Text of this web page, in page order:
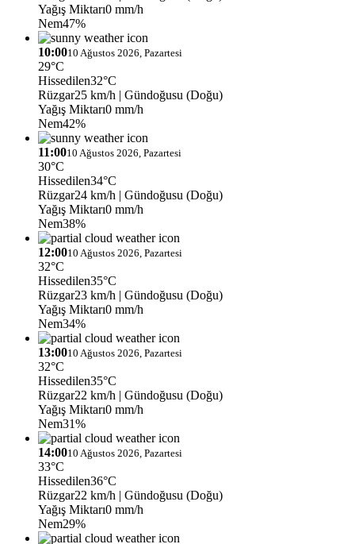
Yağış Miktarı0 mm/h
Nem47%
10:0010 Ağustos 2026, Pazartesi
29°C
Hissedilen32°C
Rüzgar25 km/h | Gündoğusu (Doğu)
Yağış Miktarı0 mm/h
Nem42%
11:0010 Ağustos 2026, Pazartesi
30°C
Hissedilen34°C
Rüzgar24 km/h | Gündoğusu (Doğu)
Yağış Miktarı0 mm/h
Nem38%
12:0010 Ağustos 2026, Pazartesi
32°C
Hissedilen35°C
Rüzgar23 km/h | Gündoğusu (Doğu)
Yağış Miktarı0 mm/h
Nem34%
13:0010 Ağustos 2026, Pazartesi
32°C
Hissedilen35°C
Rüzgar22 km/h | Gündoğusu (Doğu)
Yağış Miktarı0 mm/h
Nem31%
14:0010 Ağustos 2026, Pazartesi
33°C
Hissedilen36°C
Rüzgar22 km/h | Gündoğusu (Doğu)
Yağış Miktarı0 mm/h
Nem29%